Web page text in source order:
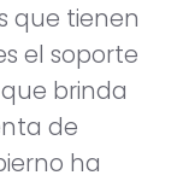
que tienen
el soporte
brinda
de
ha